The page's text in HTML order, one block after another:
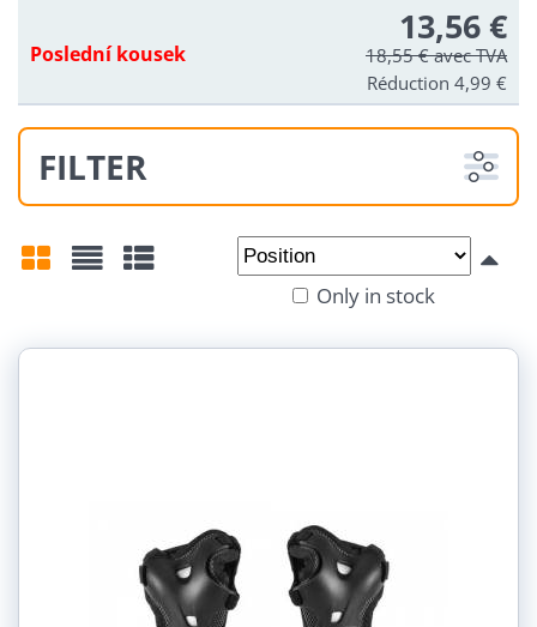
Poslední kousek
13,56 €
18,55 €avec TVA
Réduction 4,99 €
FILTER
To: Only in stock